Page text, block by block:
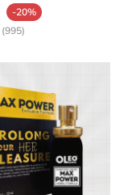
-20%
(995)